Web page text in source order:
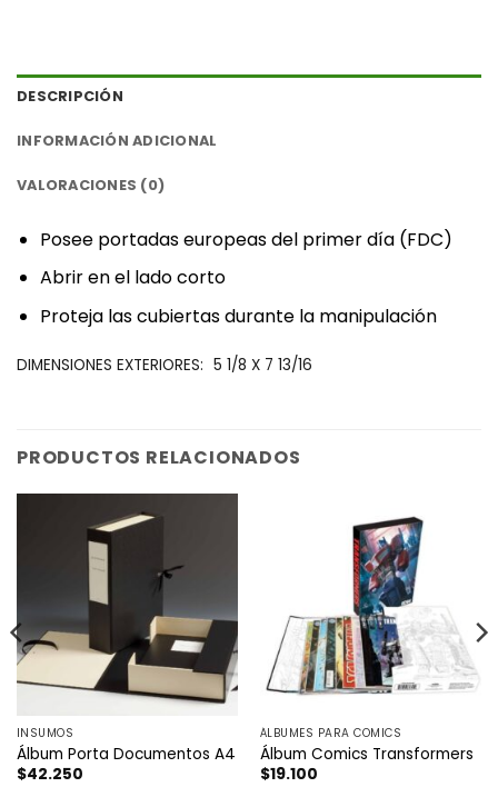
DESCRIPCIÓN
INFORMACIÓN ADICIONAL
VALORACIONES (0)
‎Posee portadas europeas del primer día (FDC)‎
‎Abrir en el lado corto‎
‎Proteja las cubiertas durante la manipulación‎
‎DIMENSIONES EXTERIORES:‎ 5 1/8 X 7 13/16
PRODUCTOS RELACIONADOS
INSUMOS
Álbum Porta Documentos A4
$42.250
ÁLBUMES PARA COMICS
Álbum Comics Transformers
$19.100